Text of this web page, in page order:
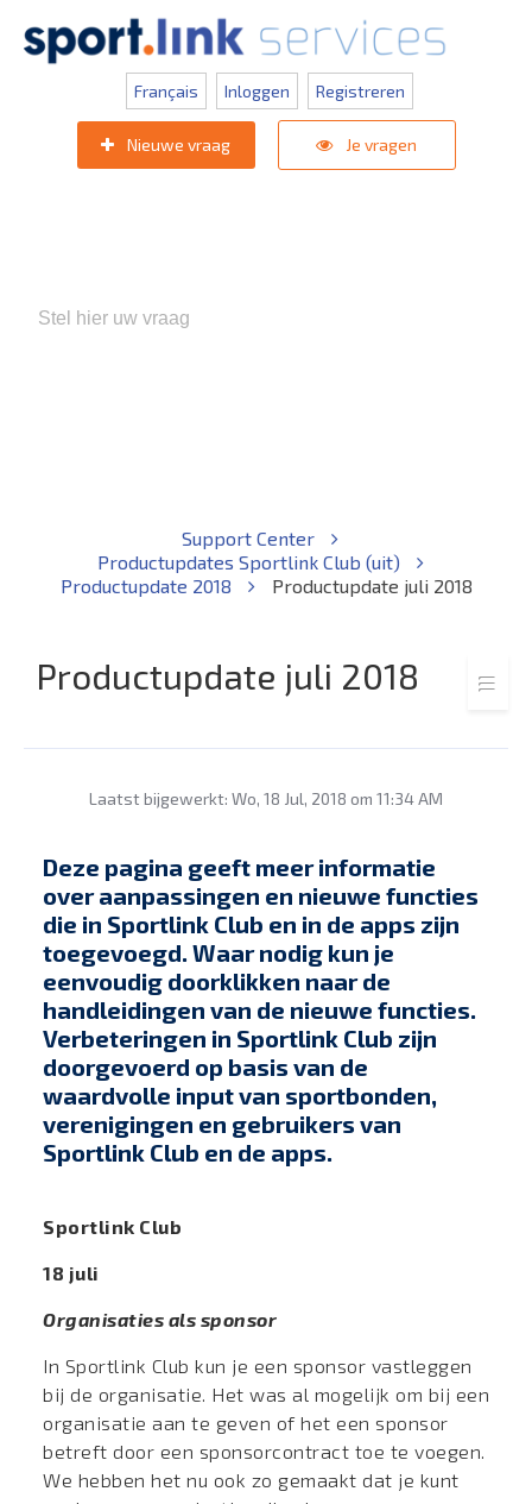
Français Inloggen Registreren
Nieuwe vraag Je vragen
Support Center
Productupdates Sportlink Club (uit)
Productupdate 2018
Productupdate juli 2018
Productupdate juli 2018
Laatst bijgewerkt: Wo, 18 Jul, 2018 om 11:34 AM
Deze pagina geeft meer informatie
over aanpassingen en nieuwe functies
die in Sportlink Club en in de apps zijn
toegevoegd. Waar nodig kun je
eenvoudig doorklikken naar de
handleidingen van de nieuwe functies.
Verbeteringen in Sportlink Club zijn
doorgevoerd op basis van de
waardvolle input van sportbonden,
verenigingen en gebruikers van
Sportlink Club en de apps.
Sportlink Club
18 juli
Organisaties als sponsor
In Sportlink Club kun je een sponsor vastleggen
bij de organisatie. Het was al mogelijk om bij een
organisatie aan te geven of het een sponsor
betreft door een sponsorcontract toe te voegen.
We hebben het nu ook zo gemaakt dat je kunt